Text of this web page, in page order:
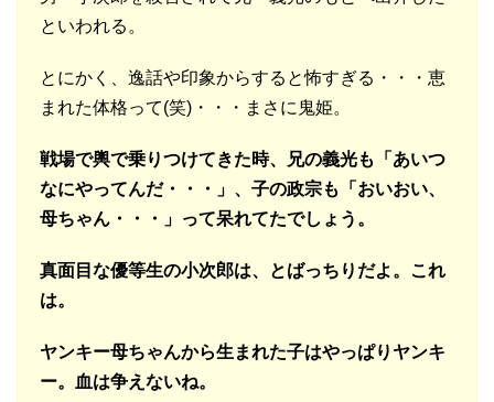
といわれる。
とにかく、逸話や印象からすると怖すぎる・・・恵
まれた体格って(笑)・・・まさに鬼姫。
戦場で輿で乗りつけてきた時、兄の義光も「あいつ
なにやってんだ・・・」、子の政宗も「おいおい、
母ちゃん・・・」って呆れてたでしょう。
真面目な優等生の小次郎は、とばっちりだよ。これ
は。
ヤンキー母ちゃんから生まれた子はやっぱりヤンキ
ー。血は争えないね。